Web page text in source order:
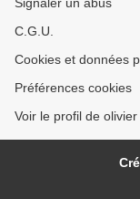
C.G.U.
Cookies et données
Préférences cookies
Voir le profil de